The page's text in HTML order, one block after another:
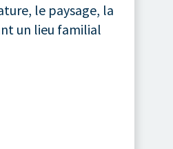
le paysage, la
un lieu familial